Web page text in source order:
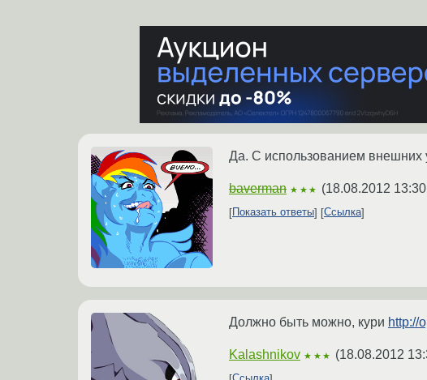
Да. С использованием внешних
baverman ★★★ (18.08.2012
Показать ответы Ссылка
Должно быть можно, кури http://
Kalashnikov ★★★ (18.08.2012